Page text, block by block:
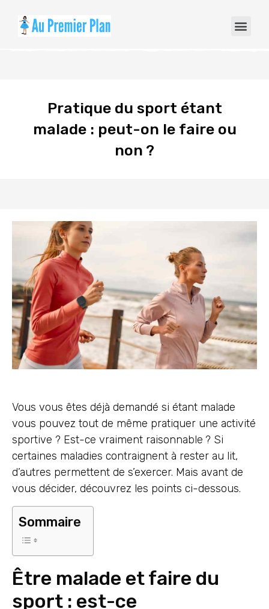
Pratique du sport étant
malade : peut-on le faire ou
non ?
Vous vous êtes déjà demandé si étant malade
vous pouvez tout de même pratiquer une activité
sportive ? Est-ce vraiment raisonnable ? Si
certaines maladies contraignent à rester au lit,
d’autres permettent de s’exercer. Mais avant de
vous décider, découvrez les points ci-dessous.
Sommaire
Être malade et faire du
sport : est-ce